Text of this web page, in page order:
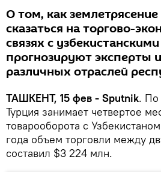
О том, как
сказаться на торгово-
связях с
прогнозируют эксперты
различных отраслей
ТАШКЕНТ, 15 фев - Sputnik. По
Турция занимает четвертое
товарооборота с
года объем торговли между
составил $3 224 млн.